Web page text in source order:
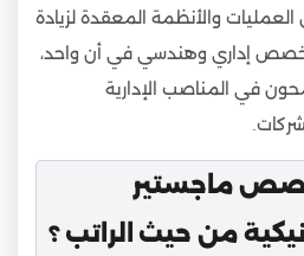
والأنظمة المعقدة لزيادة
تخصص إداري وهندسي في أن واحد،
في المناصب الإدارية
ماجستير
من حيث الراتب ؟